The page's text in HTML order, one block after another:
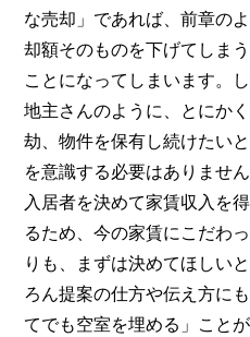
な売却」であれば、前章の
却額そのものを下げてしま
ことになってしまいます。
地主さんのように、とにか
劫、物件を保有し続けたい
を意識する必要はありませ
入居者を決めて家賃収入を
るため、今の家賃にこだわ
りも、まずは決めてほしい
ろん提案の仕方や伝え方に
てでも空室を埋める」こと